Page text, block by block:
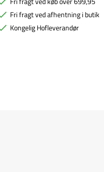
Fri fragt ved afhentning i butik
Kongelig Hofleverandør